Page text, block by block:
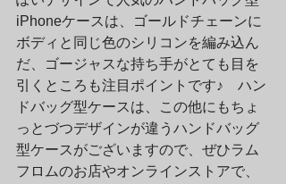
iPhoneケースは、ゴールドチェーンに
ボディと同じ色のシリコンを編み込ん
だ、ゴージャスな持ち手がとても目を
引くところも注目ポイントです♪　ハン
ドバッグ型ケースは、この他にもちょ
っとづつデザインが違うハンドバッグ
型ケースがございますので、ぜひラム
フロムのお店やオンラインストアで、